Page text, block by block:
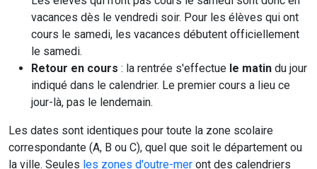
vacances dès le vendredi soir. Pour les élèves qui ont
cours le samedi, les vacances débutent officiellement
le samedi.
Retour en cours : la rentrée s'effectue le matin du jour
indiqué dans le calendrier. Le premier cours a lieu ce
jour-là, pas le lendemain.
Les dates sont identiques pour toute la zone scolaire
correspondante (A, B ou C), quel que soit le département ou
la ville. Seules les zones d'outre-mer ont des calendriers